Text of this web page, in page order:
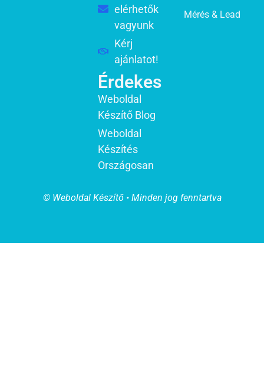
elérhetők
vagyunk
Kérj
ajánlatot!
Érdekes
Weboldal
Készítő Blog
Weboldal
Készítés
Országosan
Mérés & Lead
© Weboldal Készítő • Minden jog fenntartva